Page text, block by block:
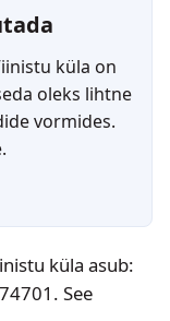
küla on
oleks lihtne
vormides.
küla asub:
See